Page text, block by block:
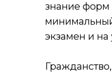
знание форм
экзамен и